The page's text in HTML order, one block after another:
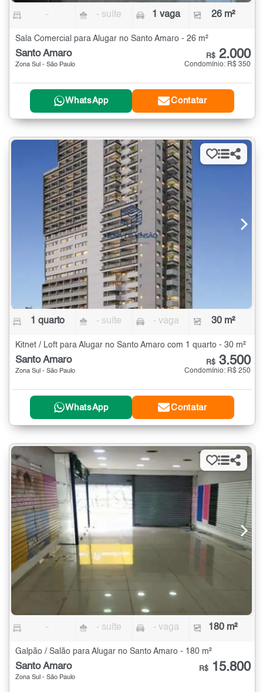
- - suíte 1 vaga 26 m²
Sala Comercial para Alugar no Santo Amaro - 26 m²
Santo Amaro
Zona Sul - São Paulo
R$ 2.000
Condomínio: R$ 350
WhatsApp Contatar
1 quarto - suíte - vaga 30 m²
Kitnet / Loft para Alugar no Santo Amaro com 1 quarto - 30 m²
Santo Amaro
Zona Sul - São Paulo
R$ 3.500
Condomínio: R$ 250
WhatsApp Contatar
- - suíte - vaga 180 m²
Galpão / Salão para Alugar no Santo Amaro - 180 m²
Santo Amaro
Zona Sul - São Paulo
R$ 15.800